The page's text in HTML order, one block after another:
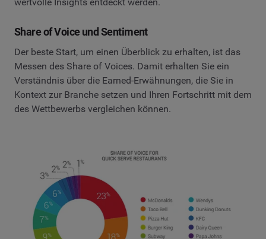
wertvolle Insights entdeckt werden.
Share of Voice und Sentiment
Der beste Start, um einen Überblick zu erhalten, ist das
Messen des Share of Voices. Damit erhalten Sie ein
Verständnis über die Earned-Erwähnungen, die Sie in
Kontext zur Branche setzen und Ihren Fortschritt mit dem
des Wettbewerbs vergleichen können.